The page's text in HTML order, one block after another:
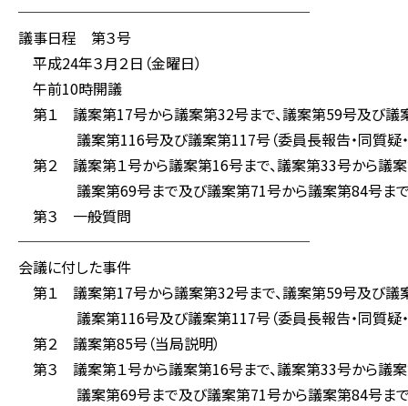
────────────────────
議事日程 第３号
平成24年３月２日（金曜日）
午前10時開議
第１ 議案第17号から議案第32号まで、議案第59号及び議
議案第116号及び議案第117号（委員長報告・同質疑・
第２ 議案第１号から議案第16号まで、議案第33号から議
議案第69号まで及び議案第71号から議案第84号まで
第３ 一般質問
────────────────────
会議に付した事件
第１ 議案第17号から議案第32号まで、議案第59号及び議
議案第116号及び議案第117号（委員長報告・同質疑・
第２ 議案第85号（当局説明）
第３ 議案第１号から議案第16号まで、議案第33号から議
議案第69号まで及び議案第71号から議案第84号まで、